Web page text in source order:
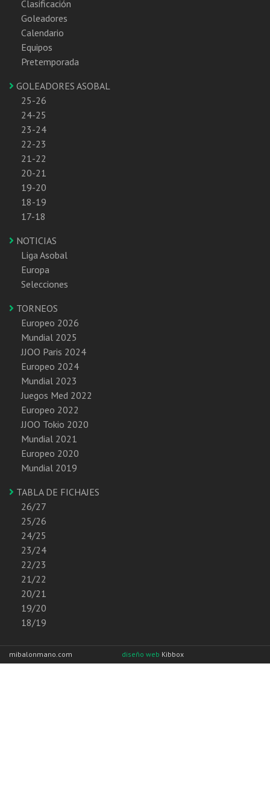
Clasificación
Goleadores
Calendario
Equipos
Pretemporada
GOLEADORES ASOBAL
25-26
24-25
23-24
22-23
21-22
20-21
19-20
18-19
17-18
NOTICIAS
Liga Asobal
Europa
Selecciones
TORNEOS
Europeo 2026
Mundial 2025
JJOO Paris 2024
Europeo 2024
Mundial 2023
Juegos Med 2022
Europeo 2022
JJOO Tokio 2020
Mundial 2021
Europeo 2020
Mundial 2019
TABLA DE FICHAJES
26/27
25/26
24/25
23/24
22/23
21/22
20/21
19/20
18/19
mibalonmano.com diseño web Kibbox